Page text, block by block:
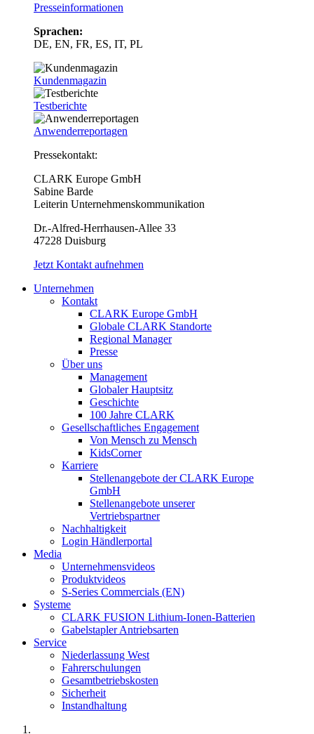
Presseinformationen
Sprachen:
DE, EN, FR, ES, IT, PL
Kundenmagazin
Testberichte
Anwenderreportagen
Pressekontakt:
CLARK Europe GmbH
Sabine Barde
Leiterin Unternehmenskommunikation
Dr.-Alfred-Herrhausen-Allee 33
47228 Duisburg
Jetzt Kontakt aufnehmen
Unternehmen
Kontakt
CLARK Europe GmbH
Globale CLARK Standorte
Regional Manager
Presse
Über uns
Management
Globaler Hauptsitz
Geschichte
100 Jahre CLARK
Gesellschaftliches Engagement
Von Mensch zu Mensch
KidsCorner
Karriere
Stellenangebote der CLARK Europe
GmbH
Stellenangebote unserer
Vertriebspartner
Nachhaltigkeit
Login Händlerportal
Media
Unternehmensvideos
Produktvideos
S-Series Commercials (EN)
Systeme
CLARK FUSION Lithium-Ionen-Batterien
Gabelstapler Antriebsarten
Service
Niederlassung West
Fahrerschulungen
Gesamtbetriebskosten
Sicherheit
Instandhaltung